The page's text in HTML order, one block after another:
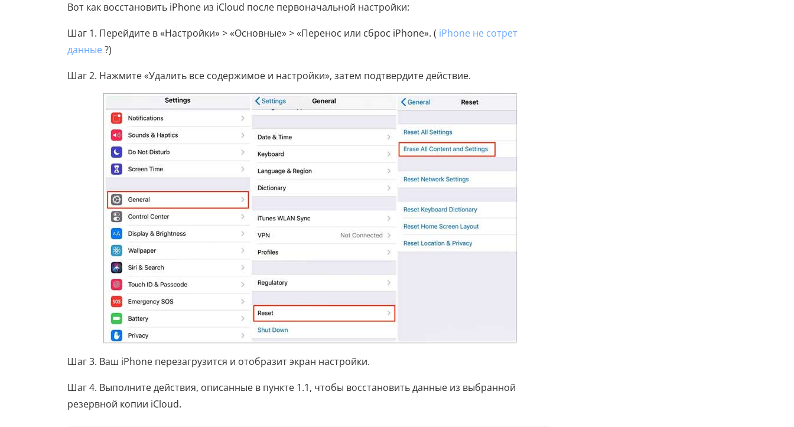
Вот как восстановить iPhone из iCloud после первоначальной настройки:
Шаг 1. Перейдите в «Настройки» > «Основные» > «Перенос или сброс iPhone». ( iPhone не сотрет
данные ?)
Шаг 2. Нажмите «Удалить все содержимое и настройки», затем подтвердите действие.
Шаг 3. Ваш iPhone перезагрузится и отобразит экран настройки.
Шаг 4. Выполните действия, описанные в пункте 1.1, чтобы восстановить данные из выбранной
резервной копии iCloud.